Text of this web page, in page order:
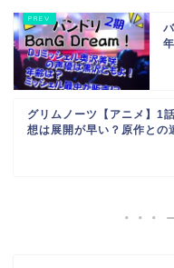
グリムノーツ【アニメ】1
想は展開が早い？原作との